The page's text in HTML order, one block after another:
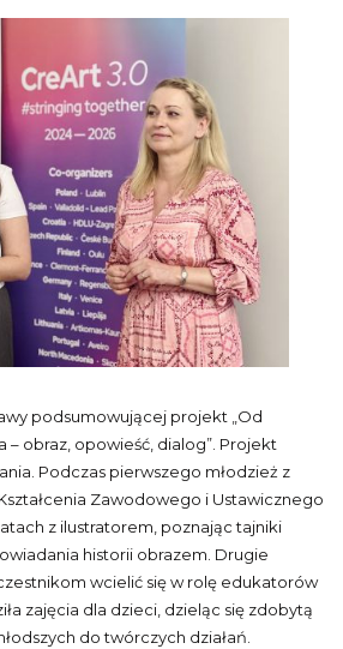
podsumowującej projekt „Od
– obraz, opowieść, dialog”. Projekt
Podczas pierwszego młodzież z
Zawodowego i Ustawicznego
z ilustratorem, poznając tajniki
historii obrazem. Drugie
wcielić się w rolę edukatorów
zajęcia dla dzieci, dzieląc się zdobytą
do twórczych działań.